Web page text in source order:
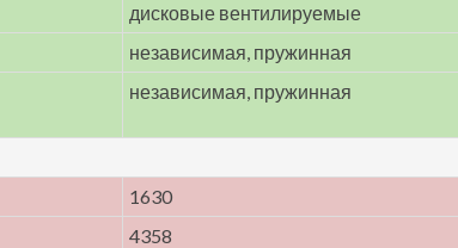
дисковые вентилируемые
независимая, пружинная
независимая, пружинная
1630
4358